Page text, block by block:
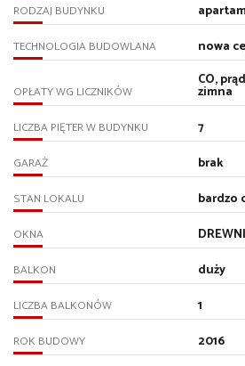
RODZAJ BUDYNKU
TECHNOLOGIA BUDOWLANA nowa
OPŁATY WG LICZNIKÓW
CO,
zimna
LICZBA PIĘTER W BUDYNKU 7
GARAŻ brak
STAN LOKALU bardzo
OKNA
BALKON duży
LICZBA BALKONÓW 1
ROK BUDOWY 2016